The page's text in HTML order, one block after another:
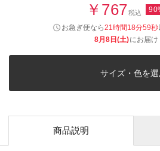
￥767税込
お急ぎ便なら21時間18分58秒
8月8日(土)にお届け
サイズ・色を選
商品説明